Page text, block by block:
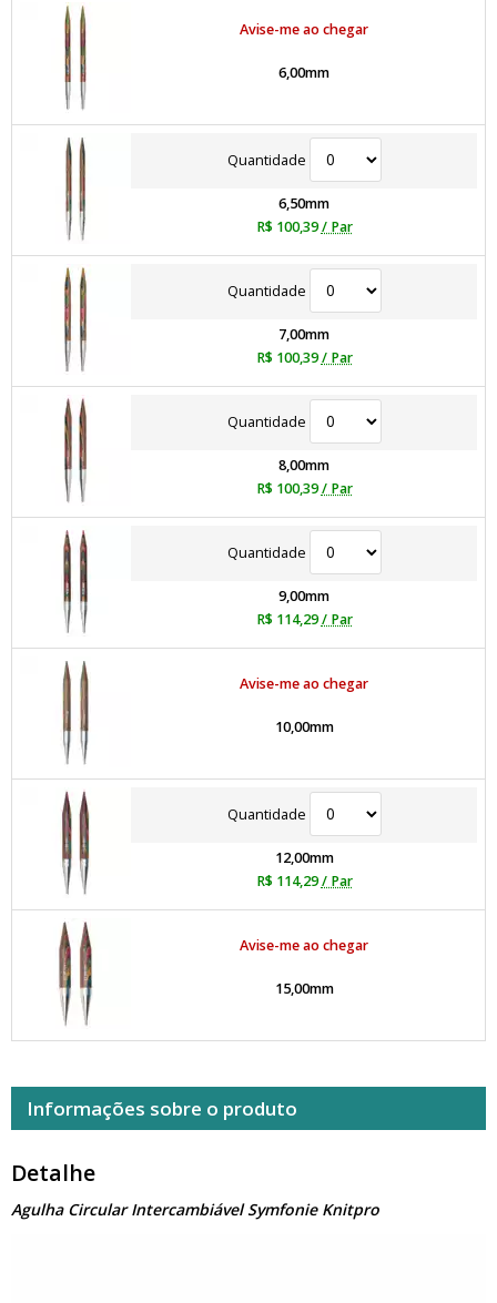
Avise-me ao chegar
6,00mm
Quantidade
6,50mm
R$ 100,39 / Par
Quantidade
7,00mm
R$ 100,39 / Par
Quantidade
8,00mm
R$ 100,39 / Par
Quantidade
9,00mm
R$ 114,29 / Par
Avise-me ao chegar
10,00mm
Quantidade
12,00mm
R$ 114,29 / Par
Avise-me ao chegar
15,00mm
Informações sobre o produto
Detalhe
Agulha Circular Intercambiável Symfonie Knitpro